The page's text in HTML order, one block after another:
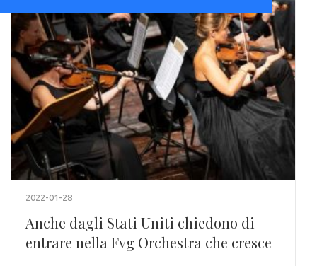
2022-01-28
Anche dagli Stati Uniti chiedono di
entrare nella Fvg Orchestra che cresce